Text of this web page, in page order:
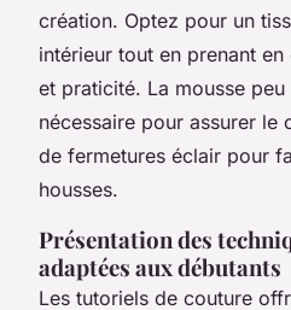
création. Optez pour un
intérieur tout en prenant
et praticité. La mousse
nécessaire pour assurer
de fermetures éclair pour
housses.
Présentation des
adaptées aux débutants
Les tutoriels de couture